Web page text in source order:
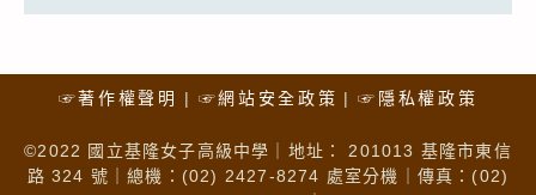
☞著作權聲明 ☞網站安全政策 ☞隱私權政策
©2022 國立基隆女子高級中學｜地址： 201013 基隆市東信
路 324 號｜總機：(02) 2427-8274 處室分機｜傳真：(02)